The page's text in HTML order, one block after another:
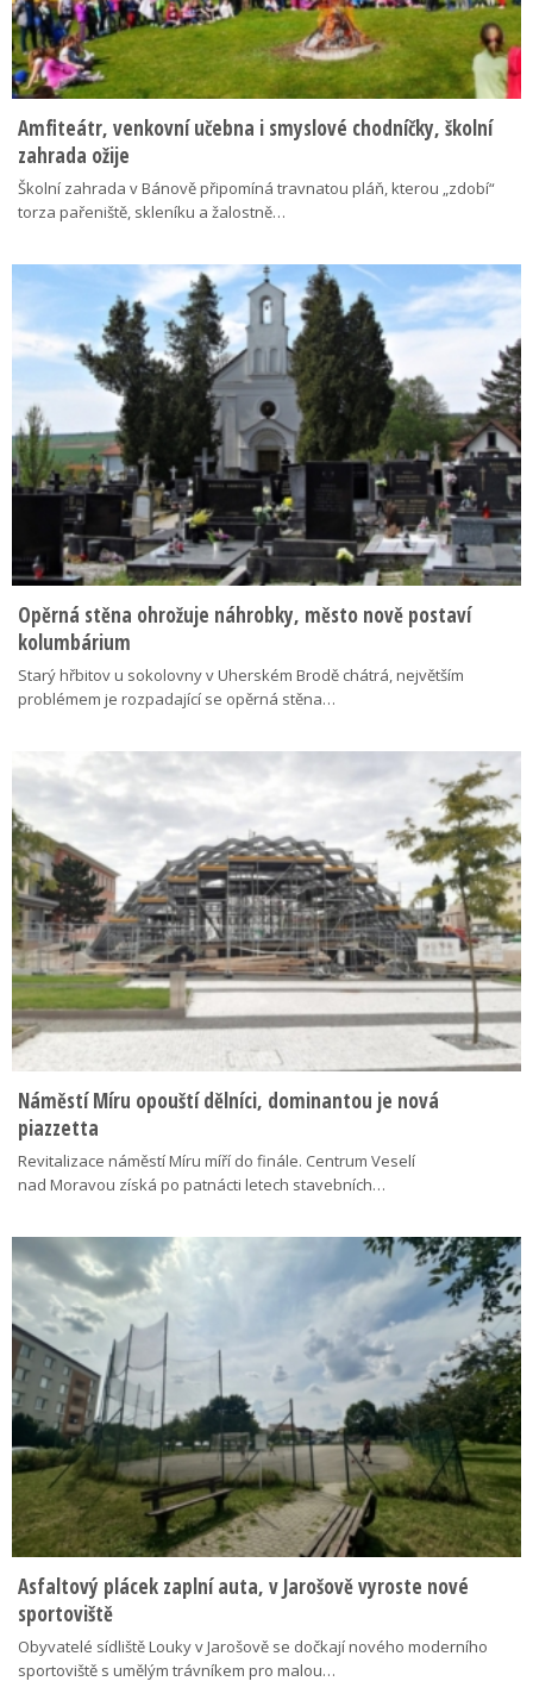
Amfiteátr, venkovní učebna i smyslové chodníčky, školní
zahrada ožije
Školní zahrada v Bánově připomíná travnatou pláň, kterou „zdobí“
torza pařeniště, skleníku a žalostně…
Opěrná stěna ohrožuje náhrobky, město nově postaví
kolumbárium
Starý hřbitov u sokolovny v Uherském Brodě chátrá, největším
problémem je rozpadající se opěrná stěna…
Náměstí Míru opouští dělníci, dominantou je nová
piazzetta
Revitalizace náměstí Míru míří do finále. Centrum Veselí
nad Moravou získá po patnácti letech stavebních…
Asfaltový plácek zaplní auta, v Jarošově vyroste nové
sportoviště
Obyvatelé sídliště Louky v Jarošově se dočkají nového moderního
sportoviště s umělým trávníkem pro malou…